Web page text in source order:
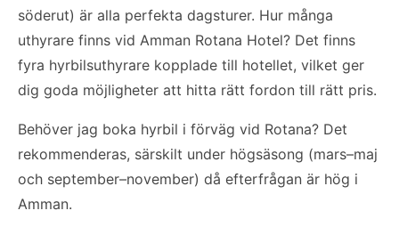
söderut) är alla perfekta dagsturer. Hur många
uthyrare finns vid Amman Rotana Hotel? Det finns
fyra hyrbilsuthyrare kopplade till hotellet, vilket ger
dig goda möjligheter att hitta rätt fordon till rätt pris.
Behöver jag boka hyrbil i förväg vid Rotana? Det
rekommenderas, särskilt under högsäsong (mars–maj
och september–november) då efterfrågan är hög i
Amman.